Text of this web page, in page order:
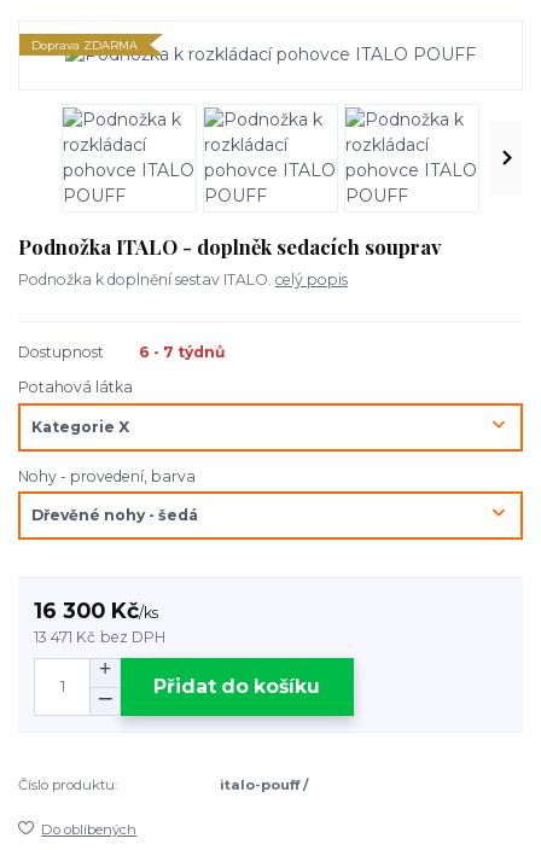
Doprava ZDARMA
Podnožka ITALO - doplněk sedacích souprav
Podnožka k doplnění sestav ITALO. celý popis
Dostupnost
6 - 7 týdnů
Potahová látka
Nohy - provedení, barva
16 300 Kč/ks
13 471 Kč bez DPH
Přidat do košíku
Číslo produktu: italo-pouff /
Do oblíbených